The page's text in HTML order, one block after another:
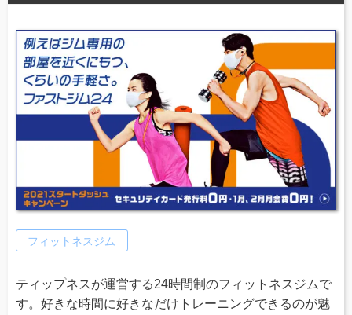
フィットネスジム
ティップネスが運営する24時間制のフィットネスジムで
す。好きな時間に好きなだけトレーニングできるのが魅